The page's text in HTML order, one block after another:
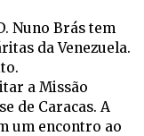
Nuno Brás tem
da Venezuela.
a Missão
de Caracas. A
um encontro ao